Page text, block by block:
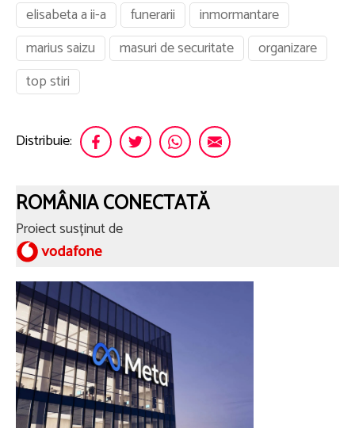
elisabeta a ii-a
funerarii
inmormantare
marius saizu
masuri de securitate
organizare
top stiri
Distribuie:
ROMÂNIA CONECTATĂ
Proiect susținut de